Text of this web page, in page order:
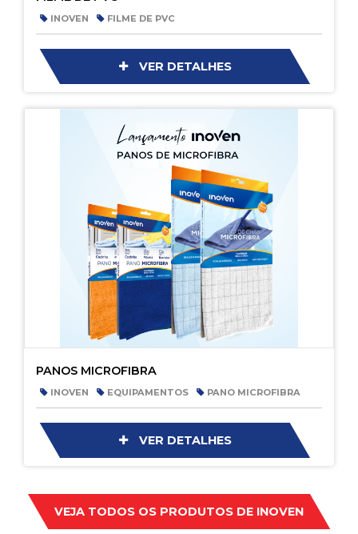
INOVEN FILME DE PVC
VER DETALHES
PANOS MICROFIBRA
INOVEN EQUIPAMENTOS PANO MICROFIBRA
VER DETALHES
VEJA TODOS OS PRODUTOS DE INOVEN